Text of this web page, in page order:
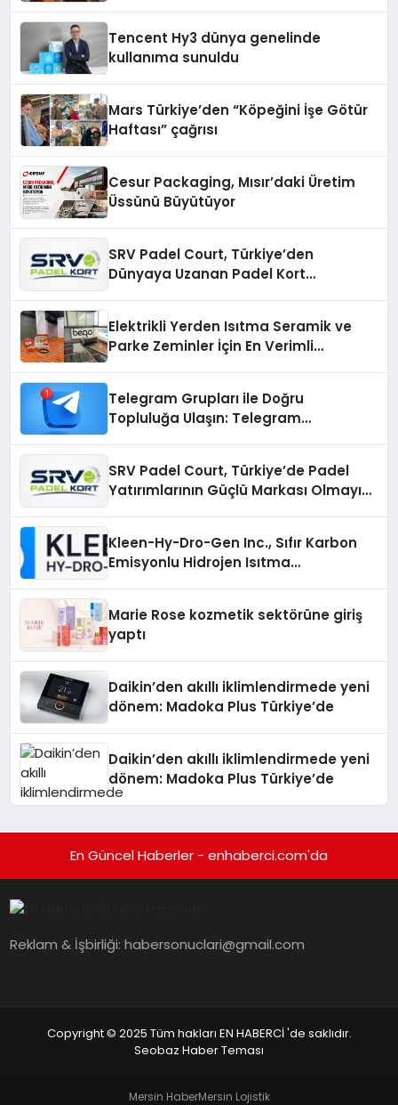
Tencent Hy3 dünya genelinde
kullanıma sunuldu
Mars Türkiye’den “Köpeğini İşe Götür
Haftası” çağrısı
Cesur Packaging, Mısır’daki Üretim
Üssünü Büyütüyor
SRV Padel Court, Türkiye’den
Dünyaya Uzanan Padel Kort
Elektrikli Yerden Isıtma Seramik ve
Parke Zeminler İçin En Verimli
Telegram Grupları ile Doğru
Topluluğa Ulaşın: Telegram
SRV Padel Court, Türkiye’de Padel
Yatırımlarının Güçlü Markası Olmayı
Kleen-Hy-Dro-Gen Inc., Sıfır Karbon
Emisyonlu Hidrojen Isıtma
Marie Rose kozmetik sektörüne giriş
yaptı
Daikin’den akıllı iklimlendirmede yeni
dönem: Madoka Plus Türkiye’de
Daikin’den akıllı iklimlendirmede yeni
dönem: Madoka Plus Türkiye’de
En Güncel Haberler - enhaberci.com'da
Reklam & İşbirliği:habersonuclari@gmail.com
Copyright © 2025 Tüm hakları EN HABERCİ 'de saklıdır.
Seobaz Haber Teması
Mersin HaberMersin Lojistik